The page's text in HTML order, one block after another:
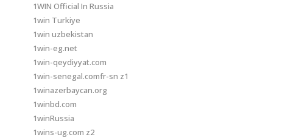
1WIN Official In Russia
1win Turkiye
1win uzbekistan
1win-eg.net
1win-qeydiyyat.com
1win-senegal.comfr-sn z1
1winazerbaycan.org
1winbd.com
1winRussia
1wins-ug.com z2